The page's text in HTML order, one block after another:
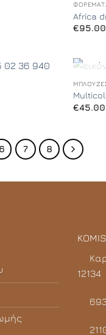
Africa
€95.00
€45.00
6 7 8
12134